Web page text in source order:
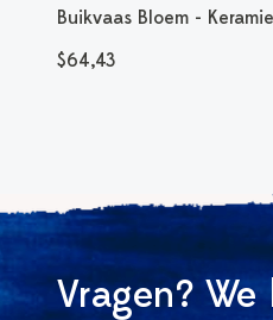
Buikvaas Bloem -
$64,43
Vragen?